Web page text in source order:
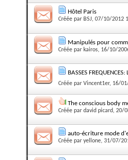
Hôtel Paris
Créée par BSJ, 07/10/2012
Manipulés pour
Créée par kairos, 16/10/
BASSES
Créée par Vincent1er, 16/
The conscious body
Créée par david picard, 20/
auto-écriture mode
Créée par yellone, 31/07/